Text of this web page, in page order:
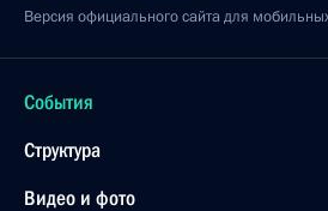
Версия официального сайта для
События
Структура
Видео и фото